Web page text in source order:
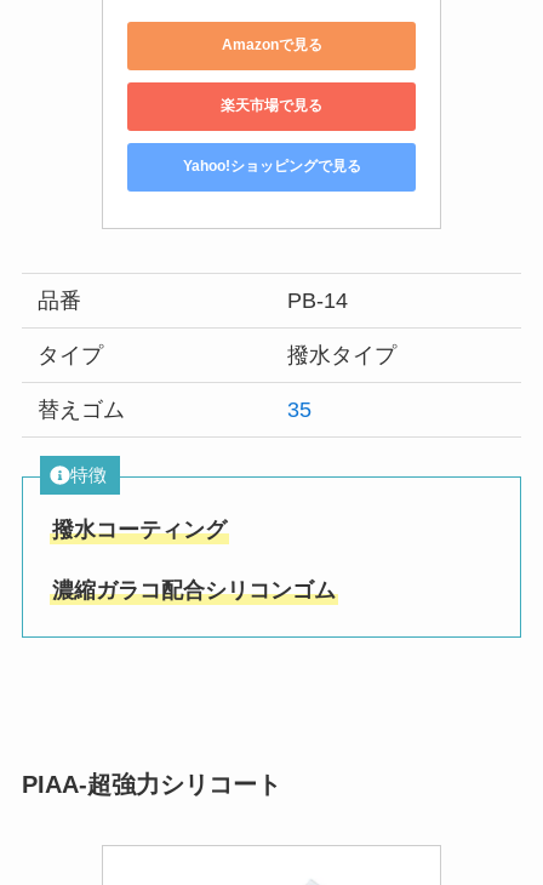
Amazonで見る
楽天市場で見る
Yahoo!ショッピングで見る
品番 PB-14
タイプ 撥水タイプ
替えゴム 35
特徴
撥水コーティング
濃縮ガラコ配合シリコンゴム
PIAA-超強力シリコート